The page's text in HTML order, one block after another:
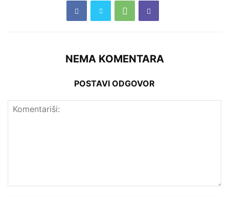
NEMA KOMENTARA
POSTAVI ODGOVOR